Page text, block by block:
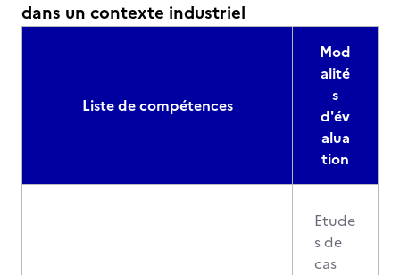
dans un contexte industriel
Liste de compétences
Mod
alité
s
d'év
alua
tion
Etude
s de
cas